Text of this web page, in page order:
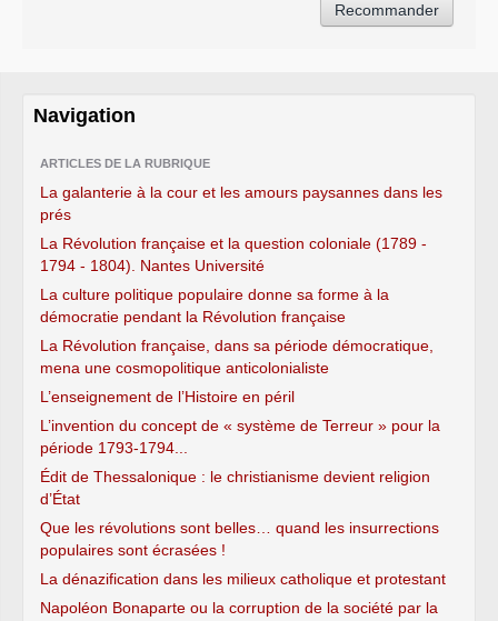
Navigation
ARTICLES DE LA RUBRIQUE
La galanterie à la cour et les amours paysannes dans les
prés
La Révolution française et la question coloniale (1789 -
1794 - 1804). Nantes Université
La culture politique populaire donne sa forme à la
démocratie pendant la Révolution française
La Révolution française, dans sa période démocratique,
mena une cosmopolitique anticolonialiste
L’enseignement de l’Histoire en péril
L’invention du concept de « système de Terreur » pour la
période 1793-1794...
Édit de Thessalonique : le christianisme devient religion
d’État
Que les révolutions sont belles… quand les insurrections
populaires sont écrasées !
La dénazification dans les milieux catholique et protestant
Napoléon Bonaparte ou la corruption de la société par la